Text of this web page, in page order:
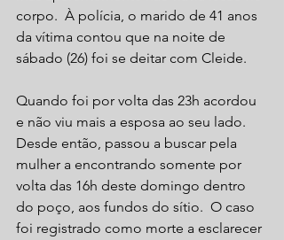
corpo.  À polícia, o marido de 41 anos
da vítima contou que na noite de
sábado (26) foi se deitar com Cleide.
Quando foi por volta das 23h acordou
e não viu mais a esposa ao seu lado.
Desde então, passou a buscar pela
mulher a encontrando somente por
volta das 16h deste domingo dentro
do poço, aos fundos do sítio.  O caso
foi registrado como morte a esclarecer